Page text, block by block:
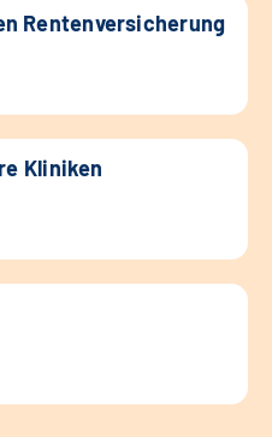
Rentenversicherung
Kliniken